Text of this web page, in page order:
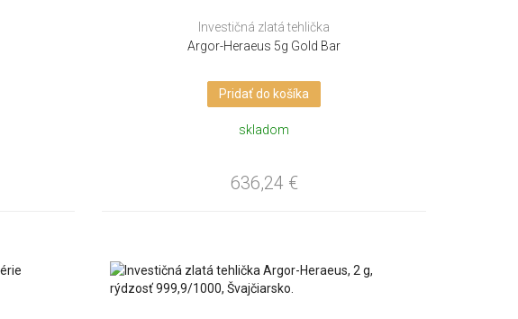
Investičná zlatá tehlička
Argor-Heraeus 5g Gold Bar
Pridať do košíka
skladom
636,24 €